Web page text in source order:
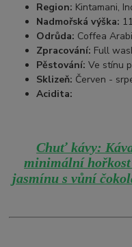
Region: Kintamani,
Nadmořská výška:
Odrůda: Coffea
Zpracování: Full
Pěstování: Ve stínu
Sklizeň: Červen -
Acidita:
Chuť kávy:
minimální
jasmínu s vůní